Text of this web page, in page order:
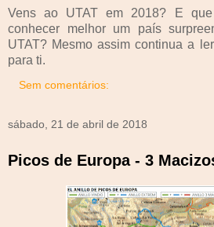
Vens ao UTAT em 2018? E
conhecer melhor um país
UTAT? Mesmo assim continua a
para ti.
Sem comentários:
sábado, 21 de abril de 2018
Picos de Europa - 3